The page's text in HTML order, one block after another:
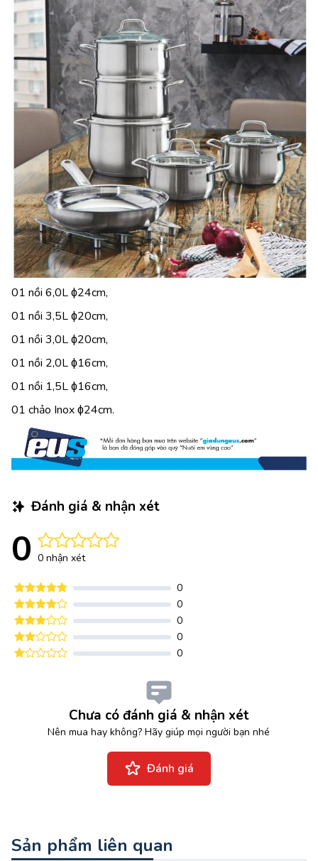
01 nồi 6,0L ɸ24cm,
01 nồi 3,5L ɸ20cm,
01 nồi 3,0L ɸ20cm,
01 nồi 2,0L ɸ16cm,
01 nồi 1,5L ɸ16cm,
01 chảo Inox ɸ24cm.
Đánh giá & nhận xét
0 0 nhận xét
0
0
0
0
0
Chưa có đánh giá & nhận xét
Nên mua hay không? Hãy giúp mọi người bạn nhé
Đánh giá
Sản phẩm liên quan